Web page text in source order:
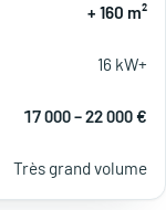
+ 160 m²
16 kW+
17 000 – 22 000 €
Très grand volume